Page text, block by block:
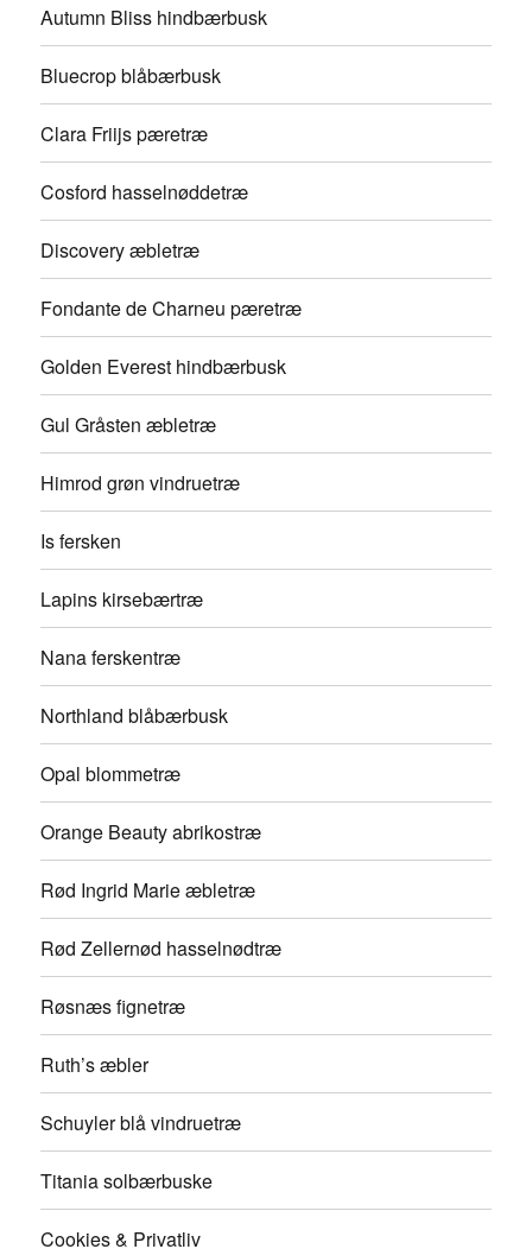
Autumn Bliss hindbærbusk
Bluecrop blåbærbusk
Clara Friijs pæretræ
Cosford hasselnøddetræ
Discovery æbletræ
Fondante de Charneu pæretræ
Golden Everest hindbærbusk
Gul Gråsten æbletræ
Himrod grøn vindruetræ
Is fersken
Lapins kirsebærtræ
Nana ferskentræ
Northland blåbærbusk
Opal blommetræ
Orange Beauty abrikostræ
Rød Ingrid Marie æbletræ
Rød Zellernød hasselnødtræ
Røsnæs fignetræ
Ruth’s æbler
Schuyler blå vindruetræ
Titania solbærbuske
Cookies & Privatliv